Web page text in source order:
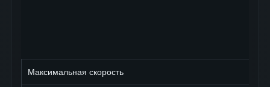
Максимальная скорость